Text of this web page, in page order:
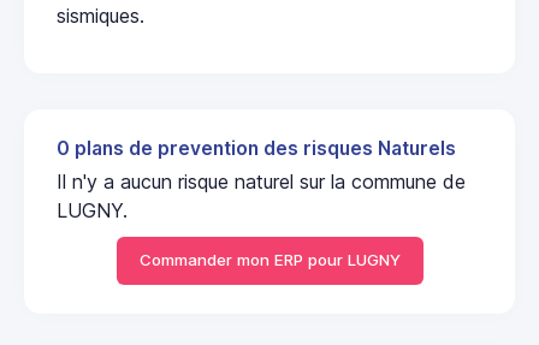
sismiques.
0 plans de prevention des risques Naturels
Il n'y a aucun risque naturel sur la commune de
LUGNY.
Commander mon ERP pour LUGNY